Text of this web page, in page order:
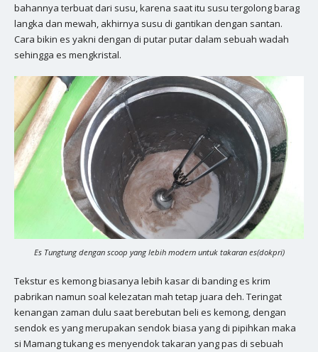
bahannya terbuat dari susu, karena saat itu susu tergolong barag
langka dan mewah, akhirnya susu di gantikan dengan santan.
Cara bikin es yakni dengan di putar putar dalam sebuah wadah
sehingga es mengkristal.
Es Tungtung dengan scoop yang lebih modern untuk takaran es(dokpri)
Tekstur es kemong biasanya lebih kasar di banding es krim
pabrikan namun soal kelezatan mah tetap juara deh. Teringat
kenangan zaman dulu saat berebutan beli es kemong, dengan
sendok es yang merupakan sendok biasa yang di pipihkan maka
si Mamang tukang es menyendok takaran yang pas di sebuah